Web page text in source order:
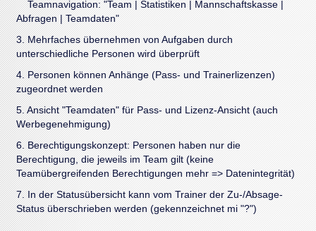
Teamnavigation: "Team | Statistiken | Mannschaftskasse |
Abfragen | Teamdaten"
3. Mehrfaches übernehmen von Aufgaben durch
unterschiedliche Personen wird überprüft
4. Personen können Anhänge (Pass- und Trainerlizenzen)
zugeordnet werden
5. Ansicht "Teamdaten" für Pass- und Lizenz-Ansicht (auch
Werbegenehmigung)
6. Berechtigungskonzept: Personen haben nur die
Berechtigung, die jeweils im Team gilt (keine
Teamübergreifenden Berechtigungen mehr => Datenintegrität)
7. In der Statusübersicht kann vom Trainer der Zu-/Absage-
Status überschrieben werden (gekennzeichnet mi "?")